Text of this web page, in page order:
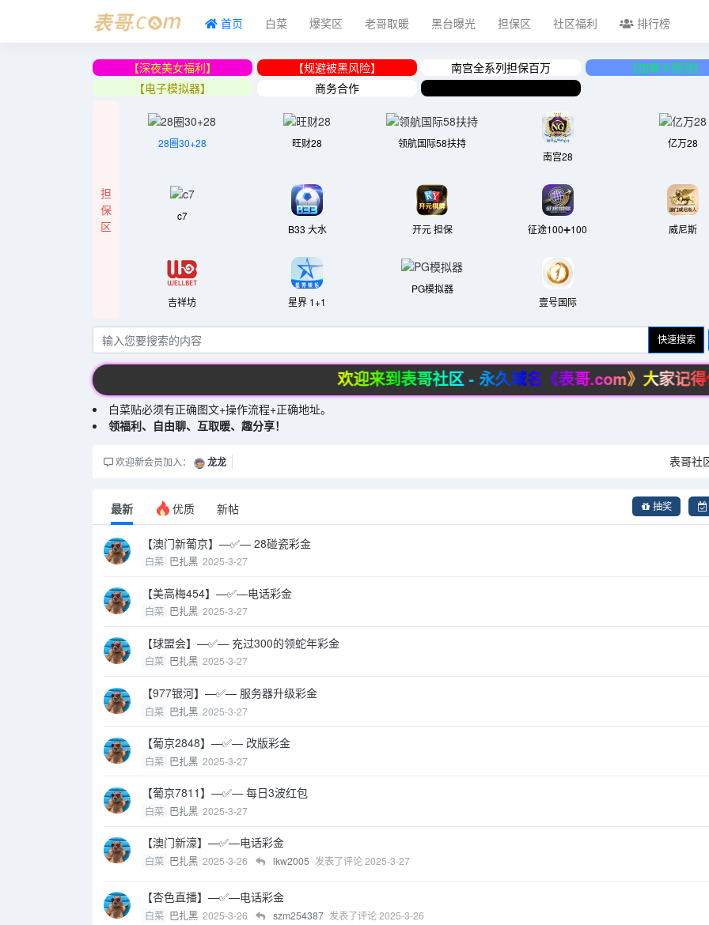
首页 白菜 爆奖区 老哥取暖 黑台曝光 担保区 社区福利 排行榜
【深夜美女福利】 【规避被黑风险】 南宫全系列担保百万
【加拿大预测】
【电子模拟器】
商务合作
担
保
区
28圈30+28 旺财28
领航国际58扶持
南宫28
亿万28
c7
B33 大水
开元 担保 征途100➕100 威尼斯
吉祥坊 星界 1+1
PG模拟器
壹号国际
快速搜索
欢迎来到表哥社区 - 永久域名《表哥.com》大家记得保
白菜贴必须有正确图文+操作流程+正确地址。
领福利、自由聊、互取暖、趣分享！
欢迎新会员加入： 龙龙 表哥社
最新 优质 新帖 抽奖
【澳门新葡京】—✅— 28碰瓷彩金
白菜 巴扎黑 2025-3-27
【美高梅454】—✅—电话彩金
白菜 巴扎黑 2025-3-27
【球盟会】—✅— 充过300的领蛇年彩金
白菜 巴扎黑 2025-3-27
【977银河】—✅— 服务器升级彩金
白菜 巴扎黑 2025-3-27
【葡京2848】—✅— 改版彩金
白菜 巴扎黑 2025-3-27
【葡京7811】—✅— 每日3波红包
白菜 巴扎黑 2025-3-27
【澳门新濠】—✅—电话彩金
白菜 巴扎黑 2025-3-26 lkw2005 发表了评论2025-3-27
【杏色直播】—✅—电话彩金
白菜 巴扎黑 2025-3-26 szm254387 发表了评论2025-3-26